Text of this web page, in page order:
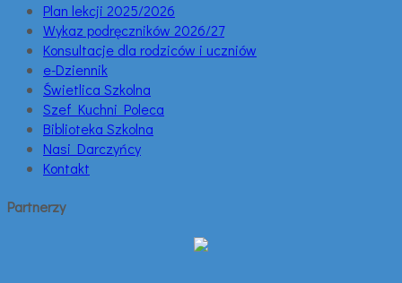
Plan lekcji 2025/2026
Wykaz podręczników 2026/27
Konsultacje dla rodziców i uczniów
e-Dziennik
Świetlica Szkolna
Szef Kuchni Poleca
Biblioteka Szkolna
Nasi Darczyńcy
Kontakt
Partnerzy